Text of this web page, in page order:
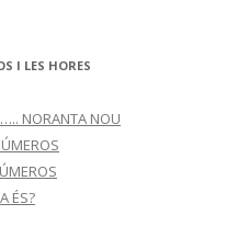
I LES HORES
NORANTA NOU
ÉS?